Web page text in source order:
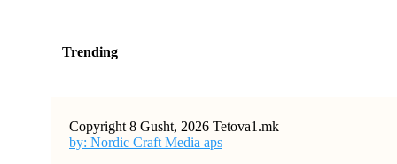
Trending
Copyright 8 Gusht, 2026 Tetova1.mk
by: Nordic Craft Media aps